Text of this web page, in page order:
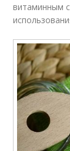
витаминным